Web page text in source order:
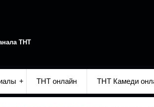
ТНТ
ТНТ онлайн ТНТ Камеди